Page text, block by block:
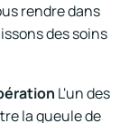
rendre dans
des soins
L'un des
la gueule de